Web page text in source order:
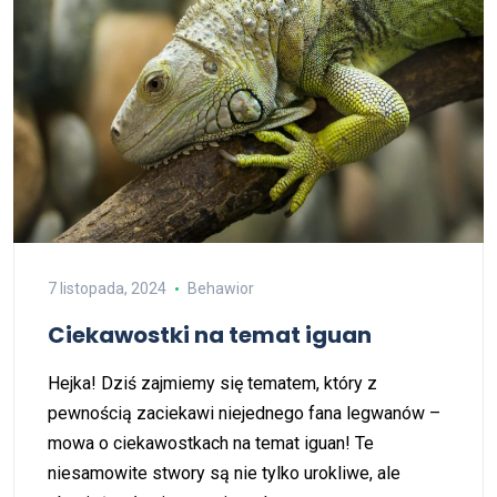
7 listopada, 2024 Behawior
Ciekawostki na temat iguan
Hejka! Dziś zajmiemy się tematem, który z
pewnością zaciekawi niejednego fana legwanów –
mowa o ciekawostkach na temat iguan! Te
niesamowite stwory są nie tylko urokliwe, ale